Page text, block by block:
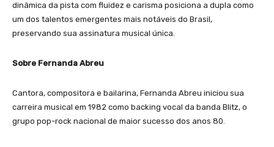
dinâmica da pista com fluidez e carisma posiciona a dupla como
um dos talentos emergentes mais notáveis do Brasil,
preservando sua assinatura musical única.
Sobre Fernanda Abreu
Cantora, compositora e bailarina, Fernanda Abreu iniciou sua
carreira musical em 1982 como backing vocal da banda Blitz, o
grupo pop-rock nacional de maior sucesso dos anos 80.